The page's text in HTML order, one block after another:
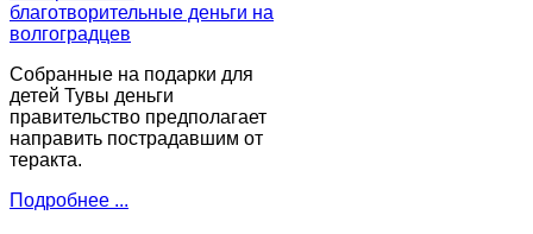
Собранные на подарки для
детей Тувы деньги
правительство предполагает
направить пострадавшим от
теракта.
Подробнее ...